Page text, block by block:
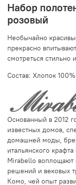
Набор
розовый
Необычайно
прекрасно
смотреться стильно
Состав: Хлопок 100%
Основанный в 2012
известных домов,
домашней моды,
итальянского
Mirabello воплощают
решений и вековых
Комо, чей опыт